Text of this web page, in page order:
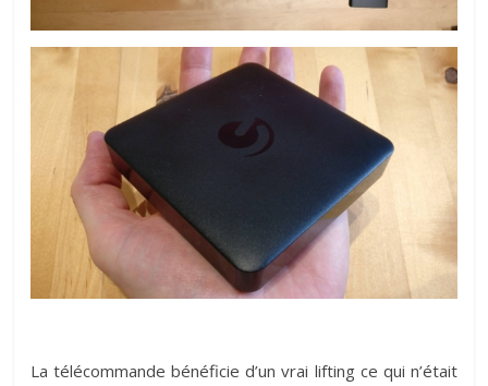
La télécommande bénéficie d’un vrai lifting ce qui n’était